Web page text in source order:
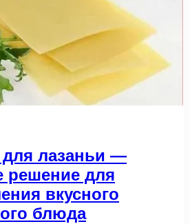
лазаньи —
решение для
вкусного
блюда